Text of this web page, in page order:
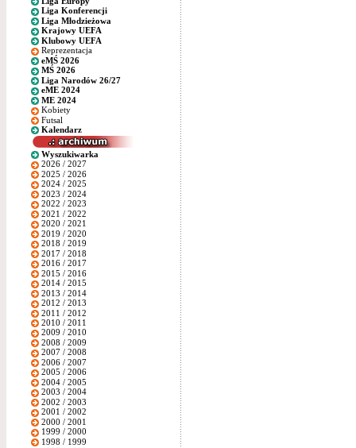
Liga Konferencji
Liga Młodzieżowa
Krajowy UEFA
Klubowy UEFA
Reprezentacja
eMŚ 2026
MŚ 2026
Liga Narodów 26/27
eME 2024
ME 2024
Kobiety
Futsal
Kalendarz
Wyszukiwarka
2026 / 2027
2025 / 2026
2024 / 2025
2023 / 2024
2022 / 2023
2021 / 2022
2020 / 2021
2019 / 2020
2018 / 2019
2017 / 2018
2016 / 2017
2015 / 2016
2014 / 2015
2013 / 2014
2012 / 2013
2011 / 2012
2010 / 2011
2009 / 2010
2008 / 2009
2007 / 2008
2006 / 2007
2005 / 2006
2004 / 2005
2003 / 2004
2002 / 2003
2001 / 2002
2000 / 2001
1999 / 2000
1998 / 1999